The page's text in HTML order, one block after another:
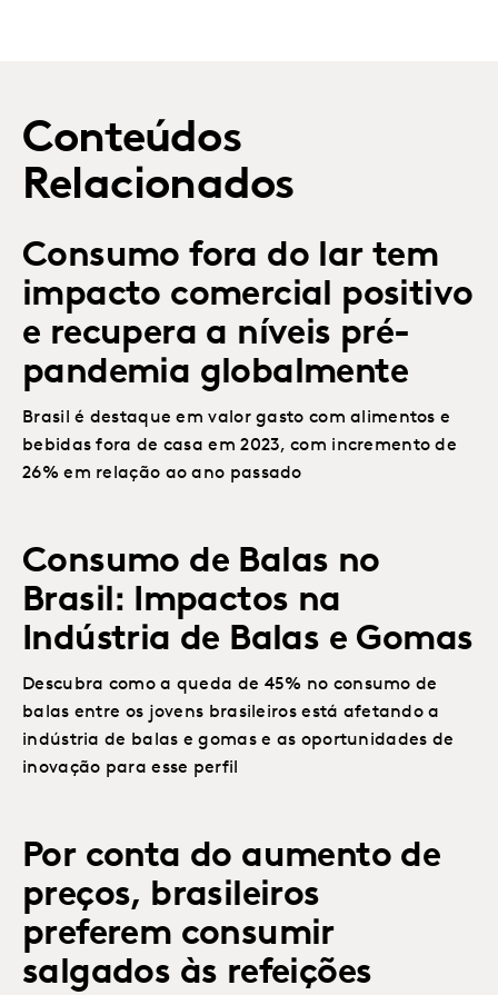
Conteúdos
Relacionados
Consumo fora do lar tem
impacto comercial positivo
e recupera a níveis pré-
pandemia globalmente
Brasil é destaque em valor gasto com alimentos e
bebidas fora de casa em 2023, com incremento de
26% em relação ao ano passado
Consumo de Balas no
Brasil: Impactos na
Indústria de Balas e Gomas
Descubra como a queda de 45% no consumo de
balas entre os jovens brasileiros está afetando a
indústria de balas e gomas e as oportunidades de
inovação para esse perfil
Por conta do aumento de
preços, brasileiros
preferem consumir
salgados às refeições